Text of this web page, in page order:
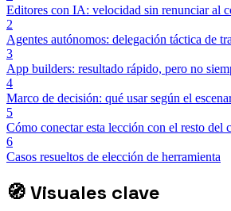
Editores con IA: velocidad sin renunciar al
2
Agentes autónomos: delegación táctica de
3
App builders: resultado rápido, pero no
4
Marco de decisión: qué usar según el
5
Cómo conectar esta lección con el resto del
6
Casos resueltos de elección de herramienta
🧭Visuales clave